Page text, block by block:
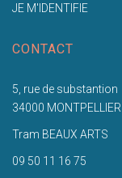
JE M'IDENTIFIE
CONTACT
5, rue de substantion
34000 MONTPELLIER
Tram BEAUX ARTS
09 50 11 16 75